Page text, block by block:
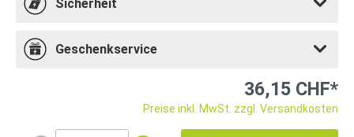
Sicherheit
Geschenkservice
36,15 CHF*
Preise inkl. MwSt. zzgl. Versandkosten